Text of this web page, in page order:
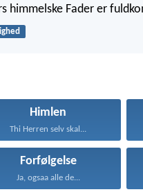
himmelske Fader er
Himlen
Thi Herren selv skal...
Forfølgelse
Ja, ogsaa alle de...